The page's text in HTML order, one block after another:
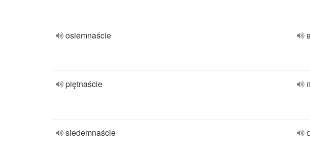
osiemnaście
piętnaście
siedemnaście